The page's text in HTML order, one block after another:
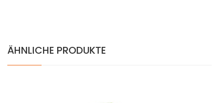
ÄHNLICHE PRODUKTE